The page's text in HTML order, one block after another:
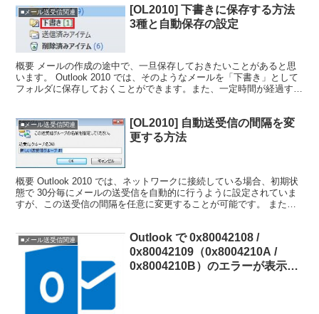
■メール送受信関連
[OL2010] 下書きに保存する方法
3種と自動保存の設定
概要 メールの作成の途中で、一旦保存しておきたいことがあると思
います。 Outlook 2010 では、そのようなメールを「下書き」として
フォルダに保存しておくことができます。また、一定時間が経過する
■メール送受信関連
[OL2010] 自動送受信の間隔を変
更する方法
概要 Outlook 2010 では、ネットワークに接続している場合、初期状
態で 30分毎にメールの送受信を自動的に行うように設定されていま
すが、この送受信の間隔を任意に変更することが可能です。 また、
■メール送受信関連
Outlook で 0x80042108 /
0x80042109（0x8004210A /
0x8004210B）のエラーが表示さ